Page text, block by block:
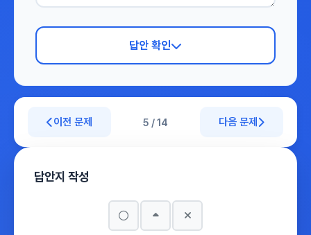
답안 확인
이전 문제 5 / 14 다음 문제
답안지 작성